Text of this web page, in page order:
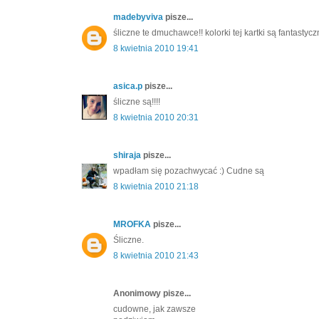
madebyviva pisze...
śliczne te dmuchawce!! kolorki tej kartki są
8 kwietnia 2010 19:41
asica.p pisze...
śliczne są!!!!
8 kwietnia 2010 20:31
shiraja pisze...
wpadłam się pozachwycać :) Cudne są
8 kwietnia 2010 21:18
MROFKA pisze...
Śliczne.
8 kwietnia 2010 21:43
Anonimowy pisze...
cudowne, jak zawsze